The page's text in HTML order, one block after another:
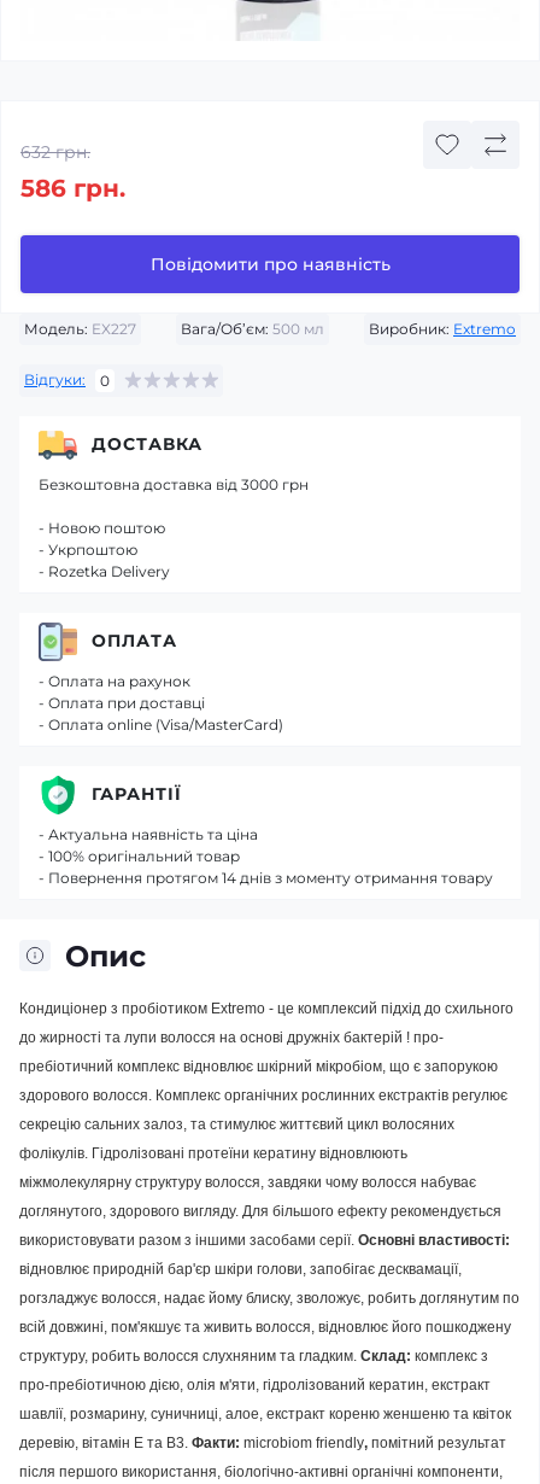
Модель: EX227 Вага/Об’єм: 500 мл Виробник: Extremo
Відгуки: 0
632 грн.
586 грн.
Повідомити про наявність
Опис
Кондиціонер з пробіотиком Extremo - це комплексий підхід до схильного
до жирності та лупи волосся на основі дружніх бактерій ! про-
пребіотичний комплекс відновлює шкірний мікробіом, що є запорукою
здорового волосся. Комплекс органічних рослинних екстрактів регулює
секрецію сальних залоз, та стимулює життєвий цикл волосяних
фолікулів. Гідролізовані протеїни кератину відновлюють
міжмолекулярну структуру волосся, завдяки чому волосся набуває
доглянутого, здорового вигляду. Для більшого ефекту рекомендується
використовувати разом з іншими засобами серії. Основні властивості:
відновлює природній бар'єр шкіри голови, запобігає десквамації,
рогзладжує волосся, надає йому блиску, зволожує, робить доглянутим по
всій довжині, пом'якшує та живить волосся, відновлює його пошкоджену
структуру, робить волосся слухняним та гладким. Склад: комплекс з
про-пребіотичною дією, олія м'яти, гідролізований кератин, екстракт
шавлії, розмарину, суничниці, алое, екстракт кореню женшеню та квіток
деревію, вітамін Е та В3. Факти: microbiom friendly, помітний результат
після першого використання, біологічно-активні органічні компоненти,
ДОСТАВКА
Безкоштовна доставка від 3000 грн
- Новою поштою
- Укрпоштою
- Rozetka Delivery
ОПЛАТА
- Оплата на рахунок
- Оплата при доставці
- Оплата online (Visa/MasterCard)
ГАРАНТІЇ
- Актуальна наявність та ціна
- 100% оригінальний товар
- Повернення протягом 14 днів з моменту отримання товару